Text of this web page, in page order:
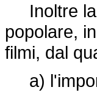
Inoltre la
popolare,
filmi, dal
a)